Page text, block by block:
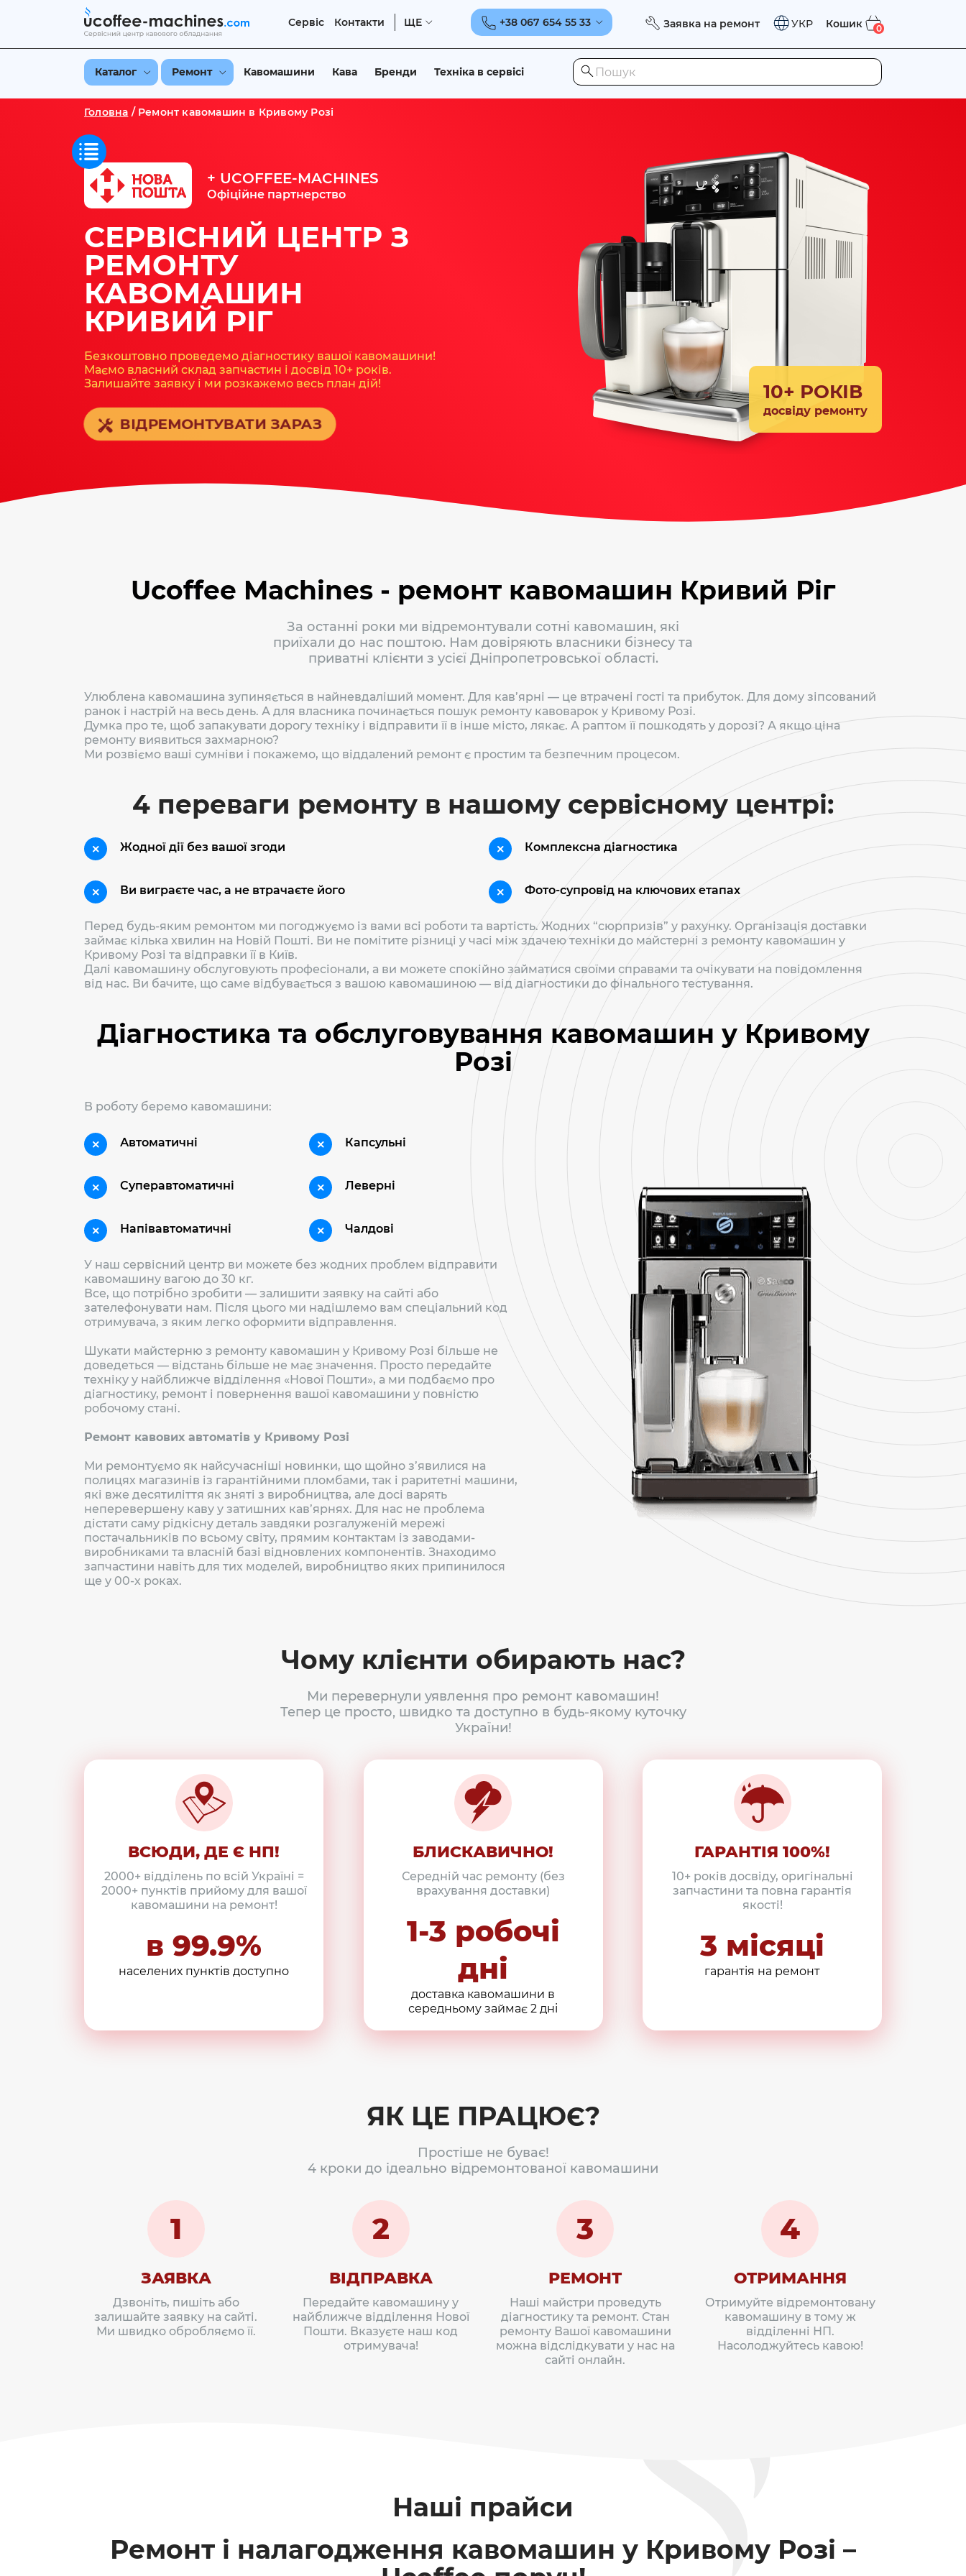
Сервіс Контакти ЩЕ +38 067 654 55 33 Заявка на ремонт УКР Кошик 0
Каталог Ремонт Кавомашини Кава Бренди Техніка в сервісі
Головна / Ремонт кавомашин в Кривому Розі
досвіду ремонту
+ UCOFFEE-MACHINES
Офіційне партнерство
СЕРВІСНИЙ ЦЕНТР З
РЕМОНТУ
КАВОМАШИН
КРИВИЙ РІГ
Безкоштовно проведемо діагностику вашої кавомашини!
Маємо власний склад запчастин і досвід 10+ років.
Залишайте заявку і ми розкажемо весь план дій!
ВІДРЕМОНТУВАТИ ЗАРАЗ
Ucoffee Machines - ремонт кавомашин Кривий Ріг
За останні роки ми відремонтували сотні кавомашин, які
приїхали до нас поштою. Нам довіряють власники бізнесу та
приватні клієнти з усієї Дніпропетровської області.
Улюблена кавомашина зупиняється в найневдаліший момент. Для кав’ярні — це втрачені гості та прибуток. Для дому зіпсований
ранок і настрій на весь день. А для власника починається пошук ремонту кавоварок у Кривому Розі.
Думка про те, щоб запакувати дорогу техніку і відправити її в інше місто, лякає. А раптом її пошкодять у дорозі? А якщо ціна
ремонту виявиться захмарною?
Ми розвіємо ваші сумніви і покажемо, що віддалений ремонт є простим та безпечним процесом.
4 переваги ремонту в нашому сервісному центрі:
Жодної дії без вашої згоди
Ви виграєте час, а не втрачаєте його
Комплексна діагностика
Фото-супровід на ключових етапах
Перед будь-яким ремонтом ми погоджуємо із вами всі роботи та вартість. Жодних “сюрпризів” у рахунку. Організація доставки
займає кілька хвилин на Новій Пошті. Ви не помітите різниці у часі між здачею техніки до майстерні з ремонту кавомашин у
Кривому Розі та відправки її в Київ.
Далі кавомашину обслуговують професіонали, а ви можете спокійно займатися своїми справами та очікувати на повідомлення
від нас. Ви бачите, що саме відбувається з вашою кавомашиною — від діагностики до фінального тестування.
Діагностика та обслуговування кавомашин у Кривому
Розі
В роботу беремо кавомашини:
Автоматичні
Суперавтоматичні
Напівавтоматичні
Капсульні
Леверні
Чалдові
У наш сервісний центр ви можете без жодних проблем відправити
кавомашину вагою до 30 кг.
Все, що потрібно зробити — залишити заявку на сайті або
зателефонувати нам. Після цього ми надішлемо вам спеціальний код
отримувача, з яким легко оформити відправлення.
Шукати майстерню з ремонту кавомашин у Кривому Розі більше не
доведеться — відстань більше не має значення. Просто передайте
техніку у найближче відділення «Нової Пошти», а ми подбаємо про
діагностику, ремонт і повернення вашої кавомашини у повністю
робочому стані.
Ремонт кавових автоматів у Кривому Розі
Ми ремонтуємо як найсучасніші новинки, що щойно з’явилися на
полицях магазинів із гарантійними пломбами, так і раритетні машини,
які вже десятиліття як зняті з виробництва, але досі варять
неперевершену каву у затишних кав’ярнях. Для нас не проблема
дістати саму рідкісну деталь завдяки розгалуженій мережі
постачальників по всьому світу, прямим контактам із заводами-
виробниками та власній базі відновлених компонентів. Знаходимо
запчастини навіть для тих моделей, виробництво яких припинилося
ще у 00-х роках.
Чому клієнти обирають нас?
Ми перевернули уявлення про ремонт кавомашин!
Тепер це просто, швидко та доступно в будь-якому куточку
України!
ВСЮДИ, ДЕ Є НП!
2000+ відділень по всій Україні =
2000+ пунктів прийому для вашої
кавомашини на ремонт!
в 99.9%
населених пунктів доступно
БЛИСКАВИЧНО!
Середній час ремонту (без
врахування доставки)
1-3 робочі
дні
доставка кавомашини в
середньому займає 2 дні
ГАРАНТІЯ 100%!
10+ років досвіду, оригінальні
запчастини та повна гарантія
якості!
3 місяці
гарантія на ремонт
ЯК ЦЕ ПРАЦЮЄ?
Простіше не буває!
4 кроки до ідеально відремонтованої кавомашини
1
ЗАЯВКА
Дзвоніть, пишіть або
залишайте заявку на сайті.
Ми швидко обробляємо її.
2
ВІДПРАВКА
Передайте кавомашину у
найближче відділення Нової
Пошти. Вказуєте наш код
отримувача!
3
РЕМОНТ
Наші майстри проведуть
діагностику та ремонт. Стан
ремонту Вашої кавомашини
можна відслідкувати у нас на
сайті онлайн.
4
ОТРИМАННЯ
Отримуйте відремонтовану
кавомашину в тому ж
відділенні НП.
Насолоджуйтесь кавою!
Наші прайси
Ремонт і налагодження кавомашин у Кривому Розі –